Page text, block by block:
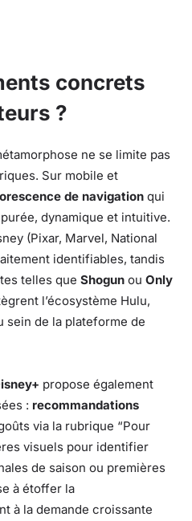
concrets
?
ne se limite pas
Sur mobile et
de navigation qui
dynamique et intuitive.
(Pixar, Marvel, National
identifiables, tandis
telles que Shogun ou Only
l’écosystème Hulu,
sein de la plateforme de
propose également
: recommandations
via la rubrique “Pour
visuels pour identifier
de saison ou premières
à étoffer la
à la demande croissante